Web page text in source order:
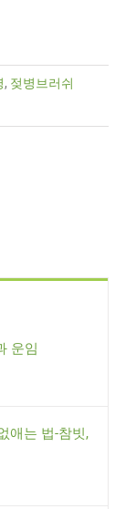
, 젖병브러쉬
운임
애는 법-참빗,